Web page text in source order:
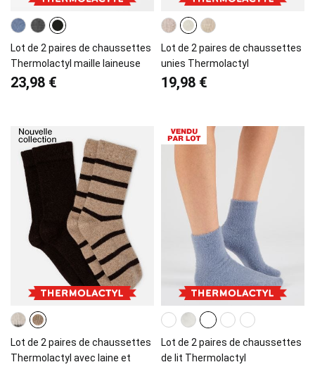
Lot de 2 paires de chaussettes
Thermolactyl maille laineuse
23,98 €
Lot de 2 paires de chaussettes
unies Thermolactyl
19,98 €
Lot de 2 paires de chaussettes
Thermolactyl avec laine et
Lot de 2 paires de chaussettes
de lit Thermolactyl